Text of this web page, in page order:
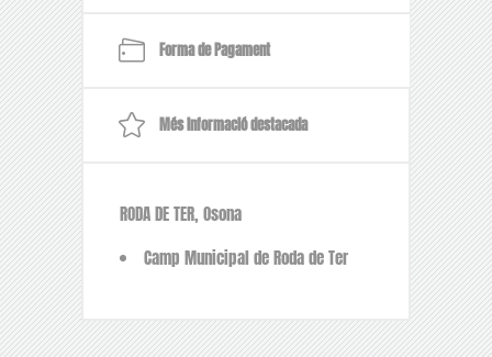
Forma de Pagament
Més informació destacada
RODA DE TER, Osona
Camp Municipal de Roda de Ter